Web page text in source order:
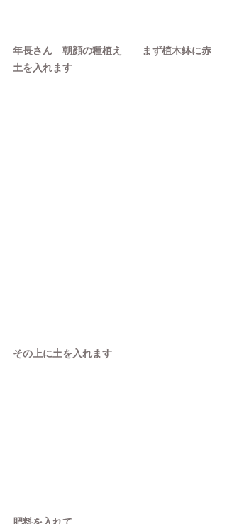
年長さん　朝顔の種植え　　まず植木鉢に赤
土を入れます
その上に土を入れます